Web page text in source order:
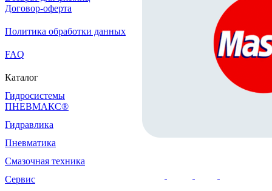
Договор-оферта
Политика обработки данных
FAQ
Каталог
Гидросистемы
ПНЕВМАКС®
Гидравлика
Пневматика
Смазочная техника
Сервис